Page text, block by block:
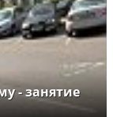
- занятие